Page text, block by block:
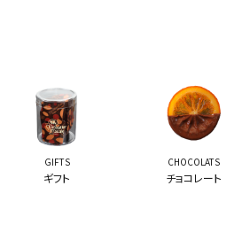
GIFTS
ギフト
CHOCOLATS
チョコレート